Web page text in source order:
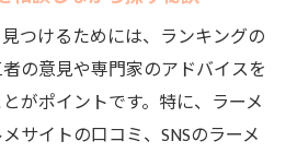
つけるためには、ランキングの
の意見や専門家のアドバイスを
がポイントです。特に、ラーメ
サイトの口コミ、SNSのラーメ